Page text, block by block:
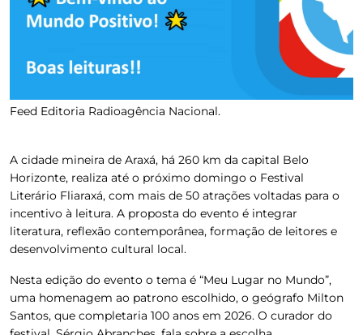
Feed Editoria Radioagência Nacional.
A cidade mineira de Araxá, há 260 km da capital Belo
Horizonte, realiza até o próximo domingo o Festival
Literário Fliaraxá, com mais de 50 atrações voltadas para o
incentivo à leitura. A proposta do evento é integrar
literatura, reflexão contemporânea, formação de leitores e
desenvolvimento cultural local.
Nesta edição do evento o tema é “Meu Lugar no Mundo”,
uma homenagem ao patrono escolhido, o geógrafo Milton
Santos, que completaria 100 anos em 2026. O curador do